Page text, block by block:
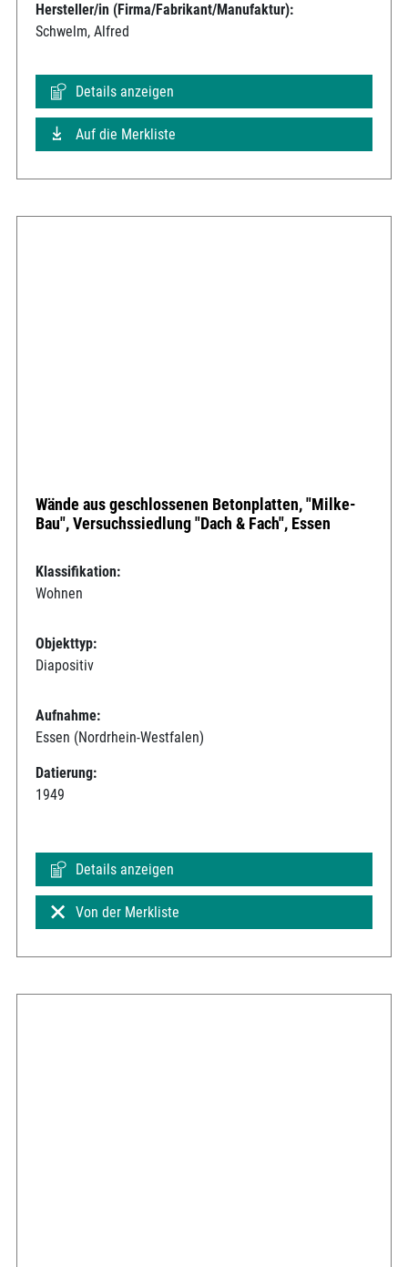
Hersteller/in (Firma/Fabrikant/Manufaktur):
Schwelm, Alfred
Details anzeigen
Auf die Merkliste
Wände aus geschlossenen Betonplatten, "Milke-
Bau", Versuchssiedlung "Dach & Fach", Essen
Klassifikation:
Wohnen
Objekttyp:
Diapositiv
Aufnahme:
Essen (Nordrhein-Westfalen)
Datierung:
1949
Details anzeigen
Von der Merkliste